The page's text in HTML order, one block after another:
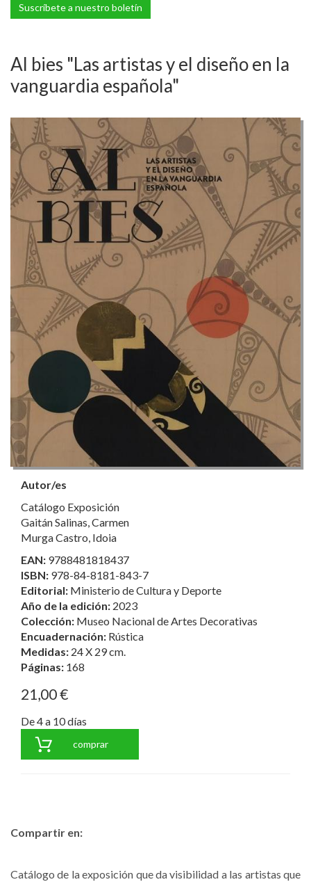
Suscríbete a nuestro boletín
Al bies "Las artistas y el diseño en la
vanguardia española"
Autor/es
Catálogo Exposición
Gaitán Salinas, Carmen
Murga Castro, Idoia
EAN: 9788481818437
ISBN: 978-84-8181-843-7
Editorial: Ministerio de Cultura y Deporte
Año de la edición: 2023
Colección: Museo Nacional de Artes Decorativas
Encuadernación: Rústica
Medidas: 24 X 29 cm.
Páginas: 168
21,00 €
De 4 a 10 días
comprar
Compartir en:
Catálogo de la exposición que da visibilidad a las artistas que